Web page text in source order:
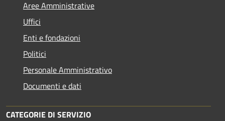
Aree Amministrative
Uffici
Enti e fondazioni
Politici
Personale Amministrativo
Documenti e dati
CATEGORIE DI SERVIZIO